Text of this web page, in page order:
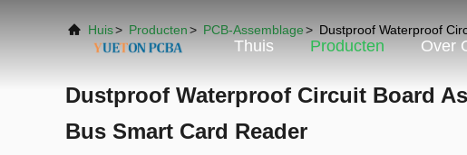
Thuis Producten Over
Huis> Producten> PCB-Assemblage> Dustproof Waterproof
Dustproof Waterproof Circuit Board
Bus Smart Card Reader